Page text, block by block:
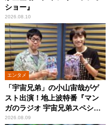
ショー』
2026.08.10
エンタメ
「宇宙兄弟」の小山宙哉がゲ
スト出演！地上波特番『マン
ガのラジオ 宇宙兄弟スペシャ
ル 』
2026.08.09